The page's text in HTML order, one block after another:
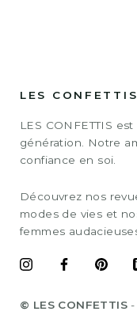
LES CONFETTIS
LES CONFETTIS
génération. Notre
confiance en soi.
Découvrez nos
modes de vies et
femmes
© LES CONFETTIS -